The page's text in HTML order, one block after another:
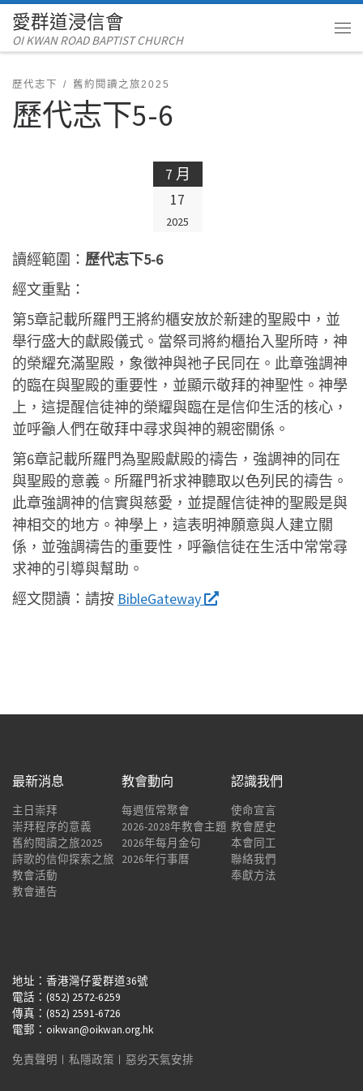
Skip to content
愛群道浸信會
OI KWAN ROAD BAPTIST CHURCH
歷代志下 舊約閱讀之旅2025
歷代志下5-6
7 月
17
2025
讀經範圍： 歷代志下5-6
經文重點：
第5章記載所羅門王將約櫃安放於新建的聖殿中，並
舉行盛大的獻殿儀式。當祭司將約櫃抬入聖所時，神
的榮耀充滿聖殿，象徵神與祂子民同在。此章強調神
的臨在與聖殿的重要性，並顯示敬拜的神聖性。神學
上，這提醒信徒神的榮耀與臨在是信仰生活的核心，
並呼籲人們在敬拜中尋求與神的親密關係。
第6章記載所羅門為聖殿獻殿的禱告，強調神的同在
與聖殿的意義。所羅門祈求神聽取以色列民的禱告。
此章強調神的信實與慈愛，並提醒信徒神的聖殿是與
神相交的地方。神學上，這表明神願意與人建立關
係，並強調禱告的重要性，呼籲信徒在生活中常常尋
求神的引導與幫助。
經文閱讀： 請按 BibleGateway
最新消息
主日崇拜
崇拜程序的意義
舊約閱讀之旅2025
詩歌的信仰探索之旅
教會活動
教會通告
教會動向
每週恆常聚會
2026-2028年教會主題
2026年每月金句
2026年行事曆
認識我們
使命宣言
教會歷史
本會同工
聯絡我們
奉獻方法
地址：香港灣仔愛群道36號
電話：(852) 2572-6259
傳真：(852) 2591-6726
電郵：oikwan@oikwan.org.hk
免責聲明 ︱ 私隱政策 ︱ 惡劣天氣安排